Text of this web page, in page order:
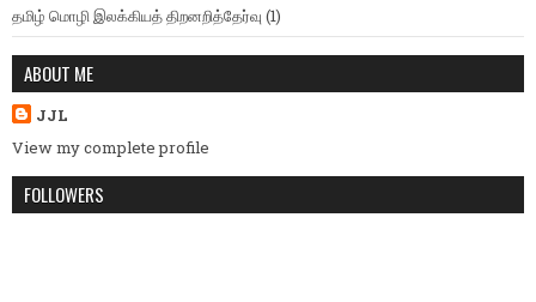
தமிழ் மொழி இலக்கியத் திறனறித்தேர்வு (1)
ABOUT ME
JJL
View my complete profile
FOLLOWERS